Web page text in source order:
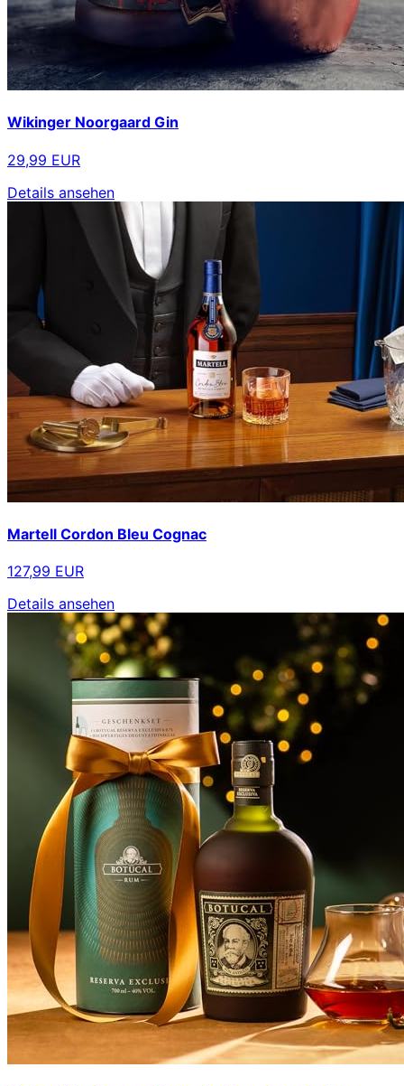
Wikinger Noorgaard Gin
29,99 EUR
Details ansehen
Martell Cordon Bleu Cognac
127,99 EUR
Details ansehen